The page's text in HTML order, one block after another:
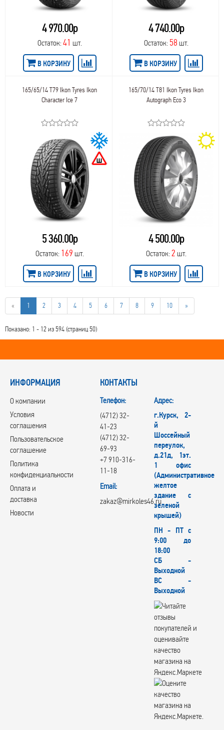
4 970.00р
Остаток: 41 шт.
В КОРЗИНУ
4 740.00р
Остаток: 58 шт.
В КОРЗИНУ
165/65/14 T79 Ikon Tyres Ikon
Character Ice 7
5 360.00р
Остаток: 169 шт.
В КОРЗИНУ
165/70/14 T81 Ikon Tyres Ikon
Autograph Eco 3
4 500.00р
Остаток:2 шт.
В КОРЗИНУ
« 1 2 3 4 5 6 7 8 9 10 »
Показано: 1 - 12 из 594 (страниц 50)
ИНФОРМАЦИЯ
О компании
Условия
соглашения
Пользовательское
соглашение
Политика
конфиденциальности
Оплата и
доставка
Новости
КОНТАКТЫ
Телефон:
(4712) 32-
41-23
(4712) 32-
69-93
+7 910-316-
11-18
Email:
zakaz@mirkoles46.ru
Адрес:
г.Курск, 2-
й
Шоссейный
переулок,
д.21д, 1эт.
1 офис
(Административное
желтое
здание с
зеленой
крышей)
ПН - ПТ с
9:00 до
18:00
СБ -
Выходной
ВС -
Выходной